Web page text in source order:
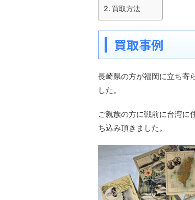
買取方法
買取事例
長崎県の方が福岡に立ち寄
した。
ご親族の方に戦前に台湾に
ち込み頂きました。